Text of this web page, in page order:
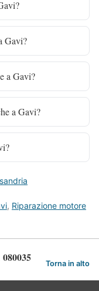
Gavi?
a Gavi?
a Gavi?
, Riparazione motore
Torna in alto